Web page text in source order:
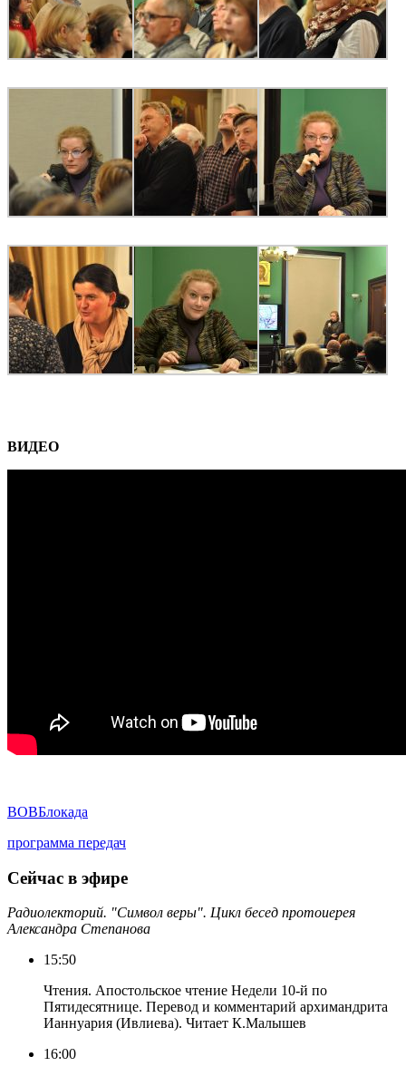
ВИДЕО
ВОВБлокада
программа передач
Сейчас в эфире
Радиолекторий. "Символ веры". Цикл бесед протоиерея
Александра Степанова
15:50
Чтения. Апостольское чтение Недели 10-й по
Пятидесятнице. Перевод и комментарий архимандрита
Ианнуария (Ивлиева). Читает К.Малышев
16:00